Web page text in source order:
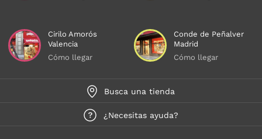
Cirilo Amorós
Valencia
Cómo llegar
Conde de Peñalver
Madrid
Cómo llegar
Busca una tienda
¿Necesitas ayuda?